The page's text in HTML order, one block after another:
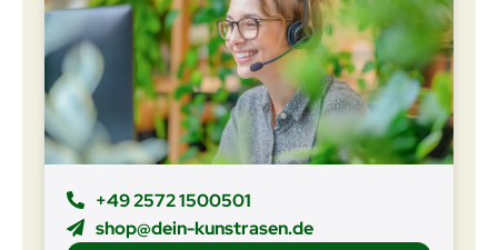
+49 2572 1500501
shop@dein-kunstrasen.de